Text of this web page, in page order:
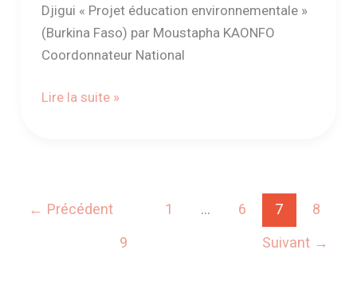
Djigui « Projet éducation environnementale »
(Burkina Faso) par Moustapha KAONFO
Coordonnateur National
Lire la suite »
← Précédent 1 … 6 7 8
9 Suivant →